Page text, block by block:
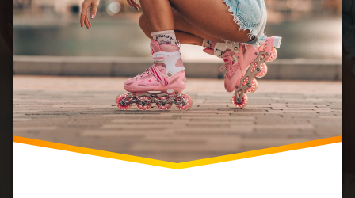
Sportovní
Trénink pro
začátečníky
Zábavný
trénink